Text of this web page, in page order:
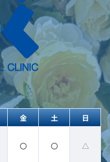
金 土
日
〇 〇 △